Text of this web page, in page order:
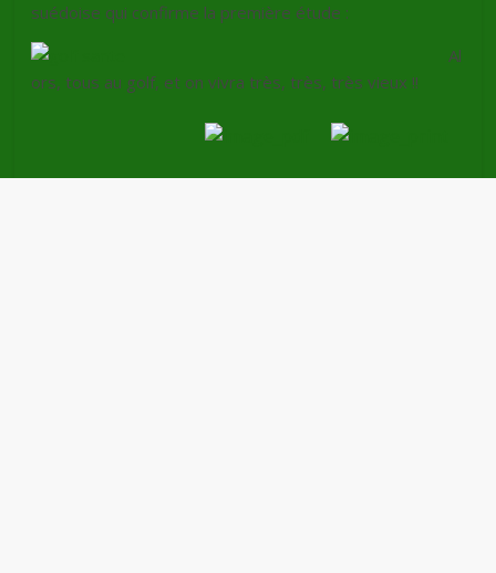
suédoise qui confirme la première étude :
Al
ors, tous au golf, et on vivra très, très, très vieux !!